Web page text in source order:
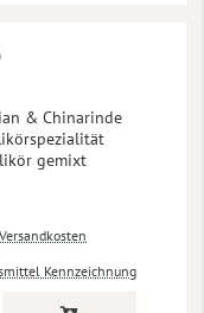
& Chinarinde
gemixt
Versandkosten
Kennzeichnung